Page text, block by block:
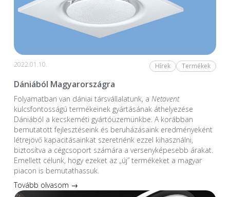
2022.01.10. Hírek Termékek
Dániából Magyarországra
Folyamatban van dániai társvállalatunk, a Netavent
kulcsfontosságú termékeinek gyártásának áthelyezése
Dániából a kecskeméti gyártóüzemünkbe. A korábban
bemutatott fejlesztéseink és beruházásaink eredményeként
létrejövő kapacitásainkat szeretnénk ezzel kihasználni,
biztosítva a cégcsoport számára a versenyképesebb árakat.
Emellett célunk, hogy ezeket az „új” termékeket a magyar
piacon is bemutathassuk.
Tovább olvasom →